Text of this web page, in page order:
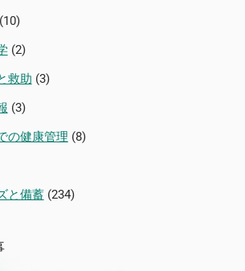
(2)
救助 (3)
(3)
の健康管理 (8)
と備蓄(234)